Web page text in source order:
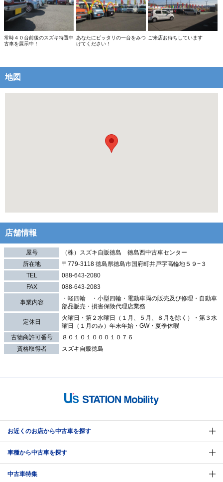
常時４０台前後のスズキ特選中
古車を展示中！
あなたにピッタリの一台をみつ
けてください！
ご来店お待ちしています
地図
店舗情報
屋号
（株）スズキ自販徳島 徳島西中古車センター
所在地
〒779-3118 徳島県徳島市国府町井戸字高輪地５９−３
TEL
088-643-2080
FAX
088-643-2083
事業内容
・軽四輪 ・小型四輪・電動車両の販売及び修理・自動車
部品販売・損害保険代理店業務
定休日
火曜日・第２水曜日（１月、５月、８月を除く）・第３水
曜日（１月のみ）年末年始・GW・夏季休暇
古物商許可番号
８０１０１０００１０７６
資格取得者
スズキ自販徳島
お近くのお店から中古車を探す
車種から中古車を探す
中古車特集